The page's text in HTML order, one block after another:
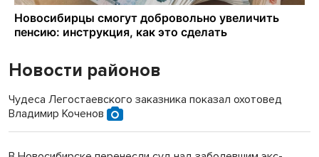
Новости районов
Чудеса Легостаевского заказника показал охотовед
Владимир Коченов